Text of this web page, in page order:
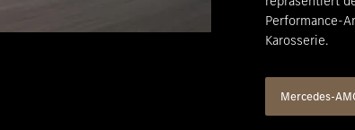
Performance-
Karosserie.
Mercedes-